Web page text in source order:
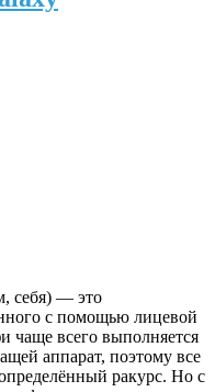
себя) — это
с помощью лицевой
чаще всего выполняется
аппарат, поэтому все
ракурс. Но с